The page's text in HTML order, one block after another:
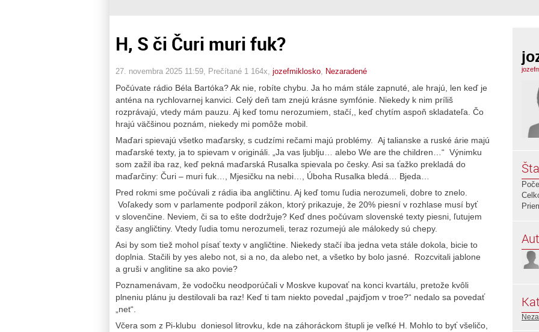
H, S či Čuri muri fuk?
27. novembra 2025 11:59 , Prečítané 1 164x, jozefmiklosko Nezaradené
Počúvate rádio Béla Bartóka? Ak nie, robíte chybu. Ja ho mám stále zapnuté, ale hrajú, len keď je
anténa na rychlovarnej kanvici. Celý deň tam znejú krásne symfónie. Niekedy k nim príliš
rozprávajú, vtedy mám pauzu. Aj keď tomu nerozumiem, stačí,, keď chytím aspoň skladateľa. Čo
hrajú väčšinou poznám, niekedy mi pomôže mobil.
Maďari spievajú všetko maďarsky, s cudzími rečami majú problémy. Aj talianske a ruské árie majú
maďarské texty, ja to spievam v origináli. „Ja vas ljublju… alebo We are the children…“ Výnimku
som zažil iba raz, keď pekná maďarská Rusalka spievala po česky. Asi sa ťažko prekladá do
maďarčiny: Čuri – muri fuk…, Mjesičku na nebi…, Úboha Rusalka bledá… Bjeda…
Pred rokmi sme počúvali z rádia iba angličtinu. Aj keď tomu ľudia nerozumeli, dobre to znelo.
Voľakedy som v parlamente podporil zákon, ktorý prikazuje, že 20% piesní v rozhlase musí byť
v slovenčine. Neviem, či sa to ešte dodržuje? Keď dnes počúvam slovenské texty piesni, ľutujem
časy angličtiny. Vtedy ľudia tomu nerozumeli, teraz rozumejú ale málokedy sú chepy.
Asi by som tiež mohol písať texty v angličtine. Niekedy stačí iba jedna veta stále dokola, bicie to
doplnia. Stačili by yes alebo not, si a no, da alebo net, a všetko by bolo jasné. Rozcvitali jablone
a gruši v anglitine sa ako povie?
Poznamenávam, že vodočku neodporúčali v Moskve kupovať na konci kvartálu, pretože kvôli
plneniu plánu ju destilovali ba raz! Keď ti tam niekto povedal „pajďjom v troe?“ nedalo sa povedať
„net“.
Včera som z Pi-klubu doniesol litrovku, kde na záhoráckom štupli je veľké H. Mohlo to byť všeličo,